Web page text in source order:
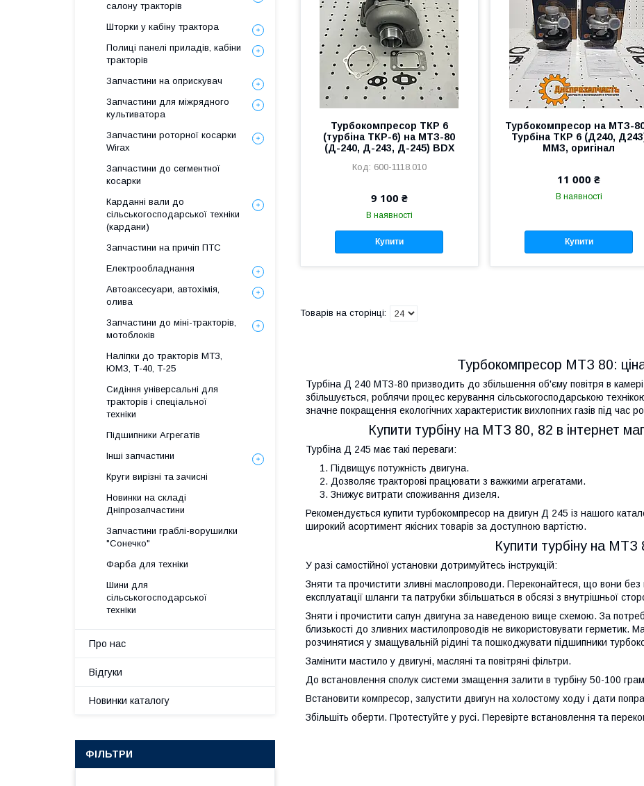
Турбокомпресор ТКР 6
(турбіна ТКР-6) на МТЗ-80
(Д-240, Д-243, Д-245) BDX
600-1118.010
9 100 ₴
В наявності
Купити
Турбокомпресор на МТЗ-
Турбіна ТКР 6 (Д240,
ММЗ, оригінал
11 000 ₴
В наявності
Купити
Турбокомпресор МТЗ 80: ціна
Турбіна Д 240 МТЗ-80 призводить до збільшення об'єму повітря в
збільшується, роблячи процес керування сільськогосподарською
значне покращення екологічних характеристик вихлопних газів під час
Купити турбіну на МТЗ 80, 82 в інтернет
Турбіна Д 245 має такі переваги:
Підвищує потужність двигуна.
Дозволяє тракторові працювати з важкими агрегатами.
Знижує витрати споживання дизеля.
Рекомендується купити турбокомпресор на двигун Д 245 із нашого
широкий асортимент якісних товарів за доступною вартістю.
Купити турбіну на МТЗ
У разі самостійної установки дотримуйтесь інструкцій:
Зняти та прочистити зливні маслопроводи. Переконайтеся, що вони
експлуатації шланги та патрубки збільшаться в обсязі з внутрішньої
Зняти і прочистити сапун двигуна за наведеною вище схемою. За
близькості до зливних мастилопроводів не використовувати герметик.
розчинятися у змащувальній рідині та пошкоджувати підшипники
Замінити мастило у двигуні, масляні та повітряні фільтри.
До встановлення сполук системи змащення залити в турбіну 50-100
Встановити компресор, запустити двигун на холостому ходу і дати
Збільшіть оберти. Протестуйте у русі. Перевірте встановлення та
салону тракторів
Шторки у кабіну трактора
Полиці панелі приладів, кабіни
тракторів
Запчастини на оприскувач
Запчастини для міжрядного
культиватора
Запчастини роторної косарки
Wirax
Запчастини до сегментної
косарки
Карданні вали до
сільськогосподарської техніки
(кардани)
Запчастини на причіп ПТС
Електрообладнання
Автоаксесуари, автохімія,
олива
Запчастини до міні-тракторів,
мотоблоків
Наліпки до тракторів МТЗ,
ЮМЗ, Т-40, Т-25
Сидіння універсальні для
тракторів і спеціальної
техніки
Підшипники Агрегатів
Інші запчастини
Круги вирізні та зачисні
Новинки на складі
Дніпрозапчастини
Запчастини граблі-ворушилки
"Сонечко"
Фарба для техніки
Шини для
сільськогосподарської
техніки
Про нас
Відгуки
Новинки каталогу
ФІЛЬТРИ